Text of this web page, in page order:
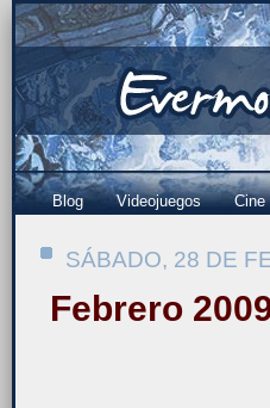
Blog Videojuegos Cine
SÁBADO, 28 DE
Febrero